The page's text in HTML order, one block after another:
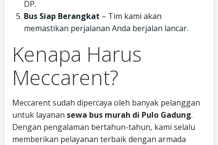
DP.
Bus Siap Berangkat – Tim kami akan
memastikan perjalanan Anda berjalan lancar.
Kenapa Harus
Meccarent?
Meccarent sudah dipercaya oleh banyak pelanggan
untuk layanan sewa bus murah di Pulo Gadung.
Dengan pengalaman bertahun-tahun, kami selalu
memberikan pelayanan terbaik dengan armada